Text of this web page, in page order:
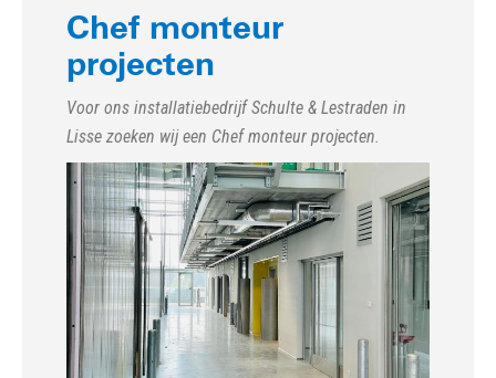
Chef monteur
projecten
Voor ons installatiebedrijf Schulte & Lestraden in
Lisse zoeken wij een Chef monteur projecten.